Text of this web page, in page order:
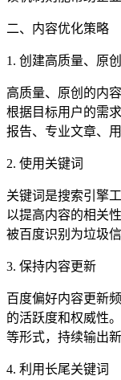
二、内容优化策略
1. 创建高质量、原
高质量、原创的内
根据目标用户的需
报告、专业文章、用
2. 使用关键词
关键词是搜索引擎
以提高内容的相关
被百度识别为垃圾
3. 保持内容更新
百度偏好内容更新
的活跃度和权威性
等形式，持续输出新
4. 利用长尾关键词